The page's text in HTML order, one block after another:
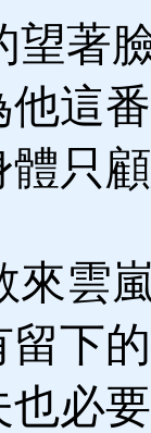
著
這
只
雲
留下
必